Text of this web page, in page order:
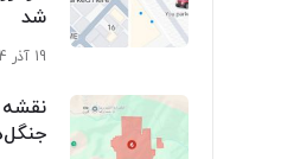
شد
19 آذر 1404